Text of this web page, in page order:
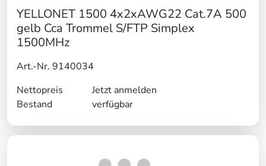
YELLONET 1500 4x2xAWG22 Cat.7A 500
gelb Cca Trommel S/FTP Simplex
1500MHz
Art.-Nr. 9140034
Nettopreis
Jetzt anmelden
Bestand
verfügbar